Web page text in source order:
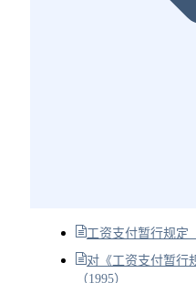
工资支付暂行规定
对《工资支付暂行
（1995）